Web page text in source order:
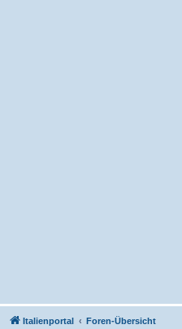
Italienportal Foren-Übersicht